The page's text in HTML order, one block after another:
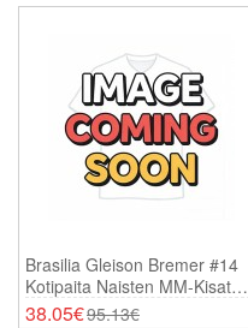
Brasilia Gleison Bremer #14
Kotipaita Naisten MM-Kisat
2026 Lyhythihainen
38.05€95.13€